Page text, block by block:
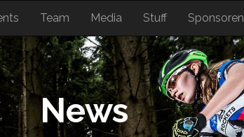
Team Media Stuff Sponsoren
News